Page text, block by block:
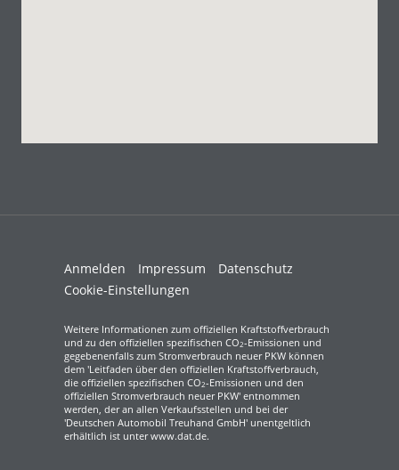
Anmelden Impressum
Datenschutz
Cookie-Einstellungen
Weitere Informationen zum offiziellen Kraftstoffverbrauch
und zu den offiziellen spezifischen CO2-Emissionen und
gegebenenfalls zum Stromverbrauch neuer PKW können
dem 'Leitfaden über den offiziellen Kraftstoffverbrauch,
die offiziellen spezifischen CO2-Emissionen und den
offiziellen Stromverbrauch neuer PKW' entnommen
werden, der an allen Verkaufsstellen und bei der
'Deutschen Automobil Treuhand GmbH' unentgeltlich
erhältlich ist unter www.dat.de.